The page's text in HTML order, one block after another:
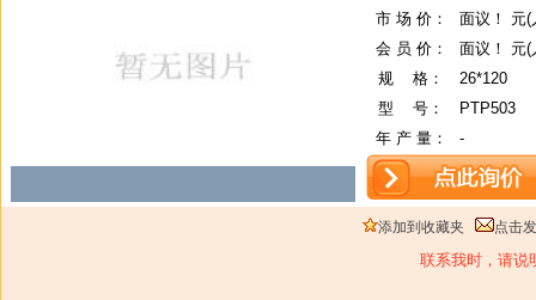
市 场 价：
面议！ 元(
会 员 价：
面议！ 元(
规
格：
26*120
型
号：
PTP503
年 产 量：
-
添加到收藏夹 点击
联系我时，请说